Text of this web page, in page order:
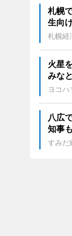
札幌
生向
札幌経
火星
みな
ヨコハ
八広
知事
すみだ